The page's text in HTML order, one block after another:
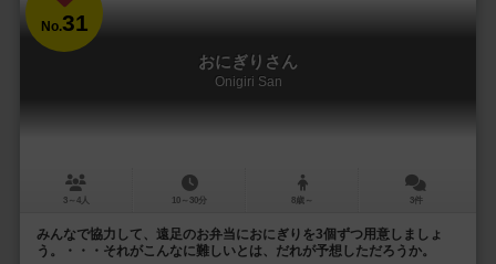
No.31
おにぎりさん
Onigiri San
3～4人 10～30分 8歳～ 3件
みんなで協力して、遠足のお弁当におにぎりを3個ずつ用意しましょ
う。・・・それがこんなに難しいとは、だれが予想しただろうか。